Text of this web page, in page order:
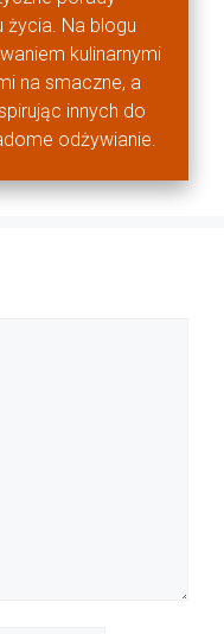
Na blogu
kulinarnymi
na smaczne, a
innych do
odżywianie.